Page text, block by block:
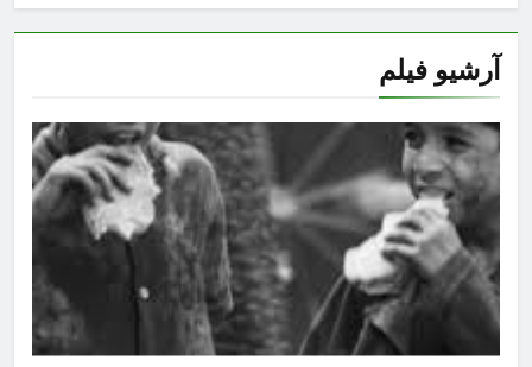
آرشیو فیلم